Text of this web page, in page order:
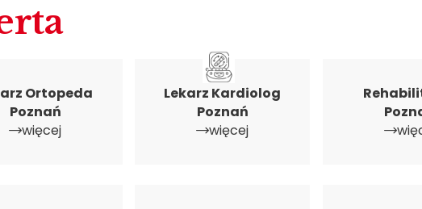
Ortopeda
Poznań
więcej
Lekarz Kardiolog
Poznań
więcej